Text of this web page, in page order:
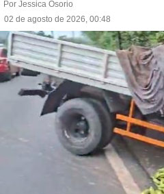
Por Jessica Osorio
02 de agosto de 2026, 00:48